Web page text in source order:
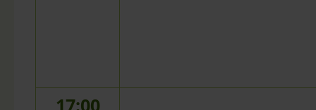
17:00